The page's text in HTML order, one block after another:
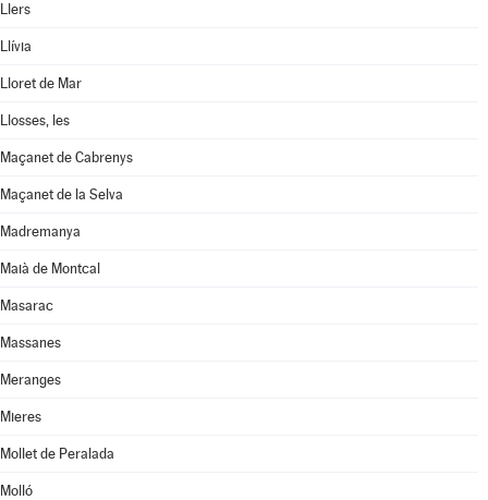
Llers
Llívia
Lloret de Mar
Llosses, les
Maçanet de Cabrenys
Maçanet de la Selva
Madremanya
Maià de Montcal
Masarac
Massanes
Meranges
Mieres
Mollet de Peralada
Molló